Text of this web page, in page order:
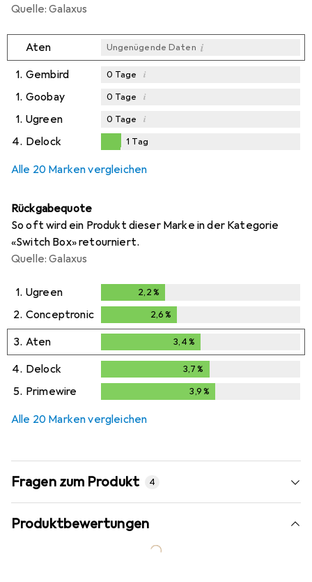
Quelle: Galaxus
Aten Ungenügende Daten i
1. Gembird 0 Tage i
1. Goobay 0 Tage i
1. Ugreen 0 Tage i
4. Delock 1 Tag
Alle 20 Marken vergleichen
Rückgabequote
So oft wird ein Produkt dieser Marke in der Kategorie
«Switch Box» retourniert.
Quelle: Galaxus
1. Ugreen 2,2 %
2. Conceptronic 2,6 %
3. Aten 3,4 %
4. Delock 3,7 %
5. Primewire 3,9 %
Alle 20 Marken vergleichen
Fragen zum Produkt 4
Produktbewertungen